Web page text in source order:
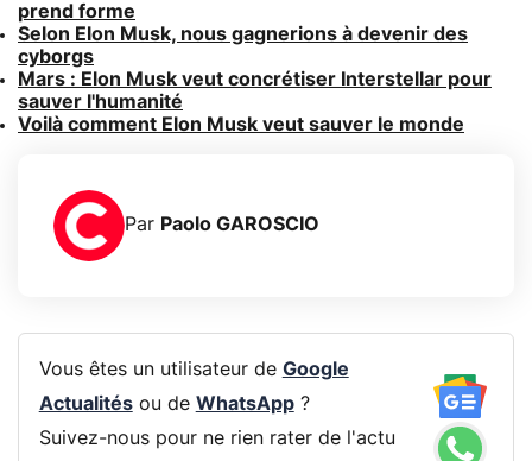
prend forme
Selon Elon Musk, nous gagnerions à devenir des
cyborgs
Mars : Elon Musk veut concrétiser Interstellar pour
sauver l'humanité
Voilà comment Elon Musk veut sauver le monde
Par Paolo GAROSCIO
Vous êtes un utilisateur de Google
Actualitésou de WhatsApp?
Suivez-nous pour ne rien rater de l'actu